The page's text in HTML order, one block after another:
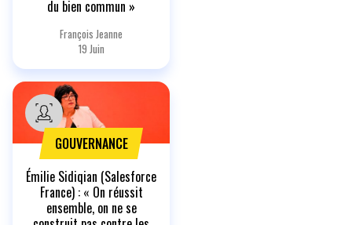
du bien commun »
François Jeanne
19 Juin
GOUVERNANCE
Émilie Sidiqian (Salesforce
France) : « On réussit
ensemble, on ne se